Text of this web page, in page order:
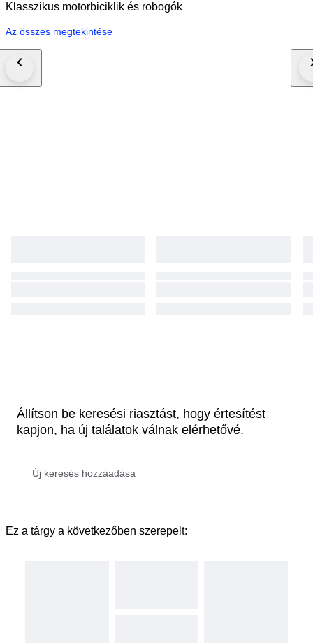
Klasszikus motorbiciklik és robogók
Az összes megtekintése
Állítson be keresési riasztást, hogy értesítést
kapjon, ha új találatok válnak elérhetővé.
Ez a tárgy a következőben szerepelt: